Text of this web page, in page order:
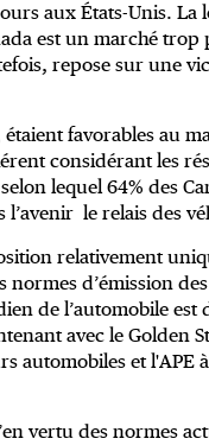
aux États-Unis. La
est un marché
repose sur une
favorables au
considérant les
lequel 64% des
le relais des
relativement
d’émission
de l’automobile est
avec le Golden
automobiles et l'APE
vertu des normes